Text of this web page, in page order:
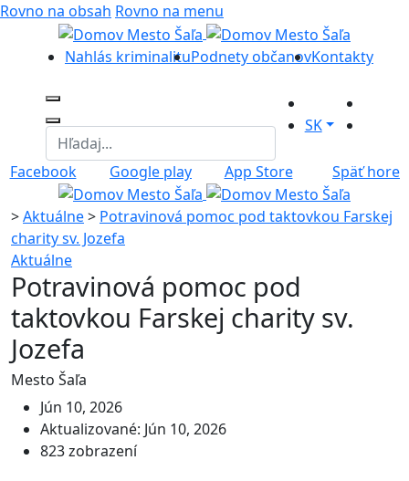
Rovno na obsah Rovno na menu
Nahlás kriminalituPodnety občanovKontakty
SK
Facebook Google play App Store Späť hore
>Aktuálne> Potravinová pomoc pod taktovkou Farskej
charity sv. Jozefa
Aktuálne
Potravinová pomoc pod
taktovkou Farskej charity sv.
Jozefa
Mesto Šaľa
Jún 10, 2026
Aktualizované: Jún 10, 2026
823 zobrazení